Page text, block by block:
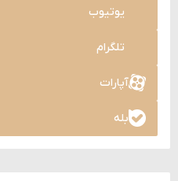
یوتیوب
تلگرام
آپارات
بله